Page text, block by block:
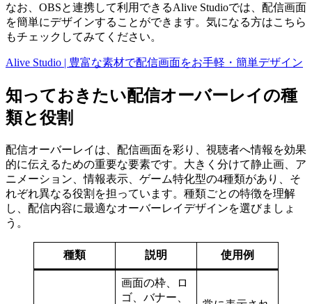
なお、OBSと連携して利用できるAlive Studioでは、配信画面
を簡単にデザインすることができます。気になる方はこちら
もチェックしてみてください。
Alive Studio | 豊富な素材で配信画面をお手軽・簡単デザイン
知っておきたい配信オーバーレイの種
類と役割
配信オーバーレイは、配信画面を彩り、視聴者へ情報を効果
的に伝えるための重要な要素です。大きく分けて静止画、ア
ニメーション、情報表示、ゲーム特化型の4種類があり、そ
れぞれ異なる役割を担っています。種類ごとの特徴を理解
し、配信内容に最適なオーバーレイデザインを選びましょ
う。
種類 説明 使用例
画面の枠、ロ
ゴ、バナー、